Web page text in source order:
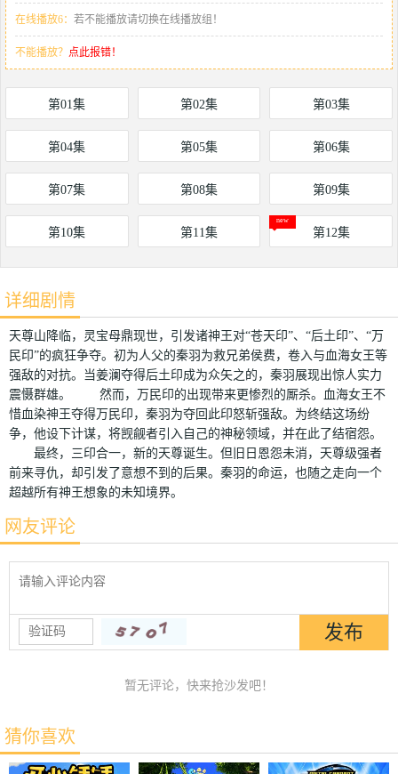
在线播放6： 若不能播放请切换在线播放组！
不能播放？ 点此报错！
第01集 第02集 第03集
第04集 第05集 第06集
第07集 第08集 第09集
第10集 第11集 第12集
详细剧情
天尊山降临，灵宝母鼎现世，引发诸神王对“苍天印”、“后土印”、“万
民印”的疯狂争夺。初为人父的秦羽为救兄弟侯费，卷入与血海女王等
强敌的对抗。当姜澜夺得后土印成为众矢之的，秦羽展现出惊人实力
震慑群雄。 然而，万民印的出现带来更惨烈的厮杀。血海女王不
惜血染神王夺得万民印，秦羽为夺回此印怒斩强敌。为终结这场纷
争，他设下计谋，将觊觎者引入自己的神秘领域，并在此了结宿怨。
最终，三印合一，新的天尊诞生。但旧日恩怨未消，天尊级强者
前来寻仇，却引发了意想不到的后果。秦羽的命运，也随之走向一个
超越所有神王想象的未知境界。
网友评论
暂无评论，快来抢沙发吧！
猜你喜欢